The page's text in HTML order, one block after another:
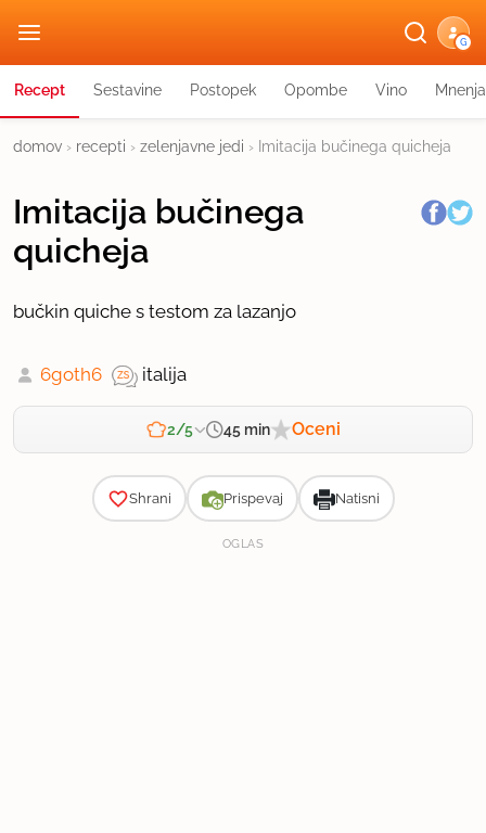
G
Recept Sestavine Postopek Opombe Vino Mnenja
domov › recepti › zelenjavne jedi › Imitacija bučinega quicheja
Imitacija bučinega
quicheja
bučkin quiche s testom za lazanjo
6goth6 italija
2/5 45 min Oceni
Shrani Prispevaj Natisni
OGLAS